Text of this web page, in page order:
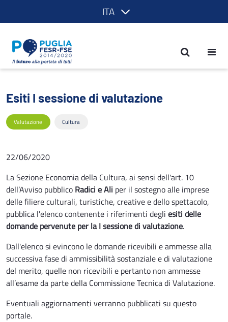
ITA
Esiti I sessione di valutazione - POR
Esiti I sessione di valutazione
Valutazione Cultura
22/06/2020
La Sezione Economia della Cultura, ai sensi dell'art. 10
dell’Avviso pubblico Radici e Ali per il sostegno alle imprese
delle filiere culturali, turistiche, creative e dello spettacolo,
pubblica l'elenco contenente i riferimenti degli esiti delle
domande pervenute per la I sessione di valutazione.
Dall'elenco si evincono le domande ricevibili e ammesse alla
successiva fase di ammissibilità sostanziale e di valutazione
del merito, quelle non ricevibili e pertanto non ammesse
all’esame da parte della Commissione Tecnica di Valutazione.
Eventuali aggiornamenti verranno pubblicati su questo
portale.